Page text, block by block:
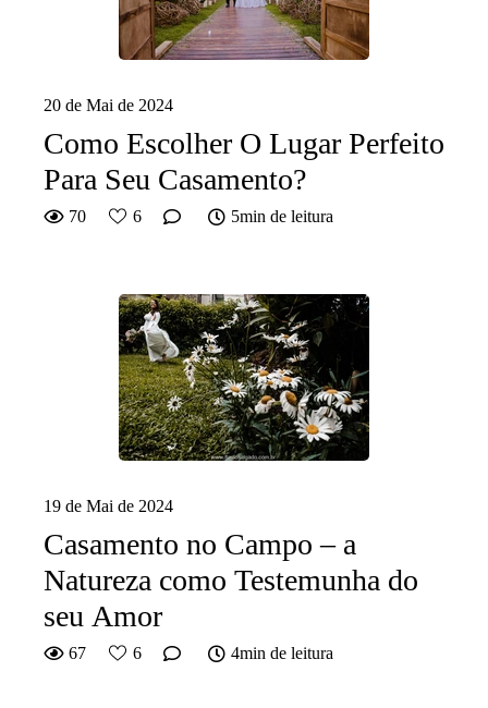
20 de Mai de 2024
Como Escolher O Lugar Perfeito
Para Seu Casamento?
70 6 5min de leitura
19 de Mai de 2024
Casamento no Campo – a
Natureza como Testemunha do
seu Amor
67 6 4min de leitura